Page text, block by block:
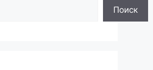
Поиск